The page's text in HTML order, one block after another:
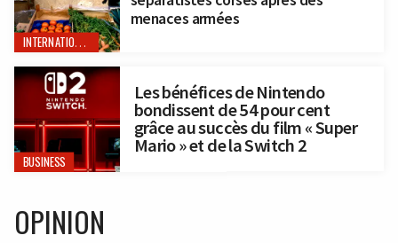
INTERNATIONAL
menaces armées
BUSINESS
Les bénéfices de Nintendo
bondissent de 54 pour cent
grâce au succès du film « Super
Mario » et de la Switch 2
OPINION